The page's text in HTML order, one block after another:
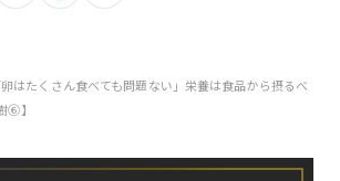
卵はたくさん食べても問題ない」栄養は食品から摂るべ
⑥】